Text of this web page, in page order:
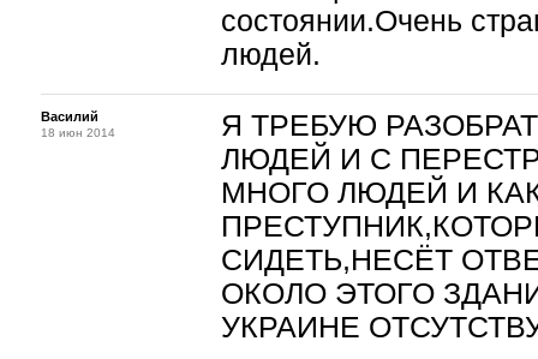
состоянии.Очень
людей.
Василий
18 июн 2014
Я ТРЕБУЮ
ЛЮДЕЙ И С
МНОГО ЛЮДЕЙ И
СИДЕТЬ,НЕСЁТ
ОКОЛО ЭТОГО
УКРАИНЕ